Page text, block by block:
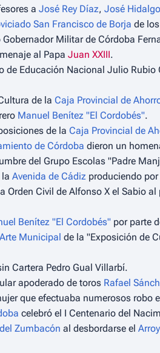
a José Rey Díaz, José
San Francisco de Borja de
Militar de Córdoba
al Papa Juan XXIII.
de Educación Nacional Julio
de la Caja Provincial de
Manuel Benítez "El Cordobés".
de la Caja Provincial de
de Córdoba dieron un
del Grupo Escolas "Padre
Avenida de Cádiz produciendo
Orden Civil de Alfonso X el Sabio
Benítez "El Cordobés" por parte
Municipal de la "Exposición de
Cartera Pedro Gual Villarbí.
apoderado de toros Rafael
que efectuaba numerosos robo
celebró el I Centenario del
Zumbacón al desbordarse el